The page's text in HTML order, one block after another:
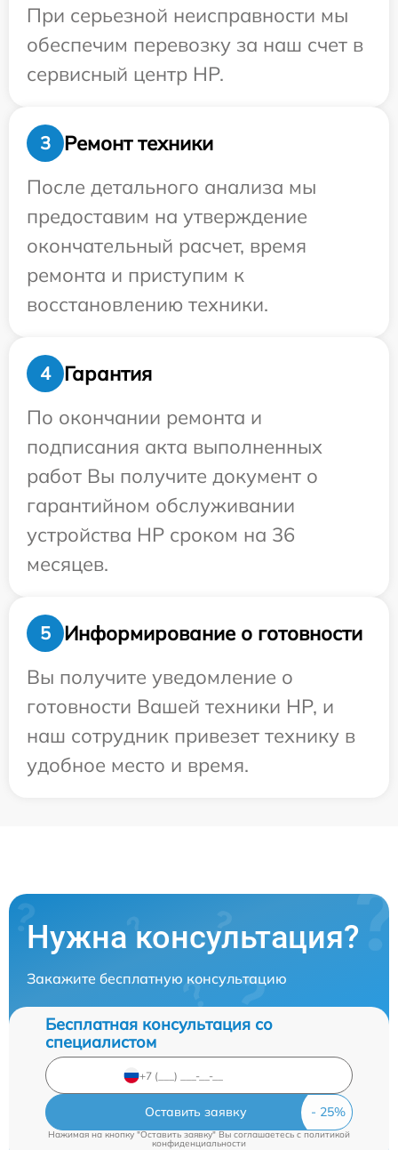
При серьезной неисправности мы
обеспечим перевозку за наш счет в
сервисный центр HP.
3
Ремонт техники
После детального анализа мы
предоставим на утверждение
окончательный расчет, время
ремонта и приступим к
восстановлению техники.
4
Гарантия
По окончании ремонта и
подписания акта выполненных
работ Вы получите документ о
гарантийном обслуживании
устройства HP сроком на 36
месяцев.
5
Информирование о готовности
Вы получите уведомление о
готовности Вашей техники HP, и
наш сотрудник привезет технику в
удобное место и время.
Нужна консультация?
Закажите бесплатную консультацию
Бесплатная консультация со
специалистом
Оставить заявку
Нажимая на кнопку "Оставить заявку" Вы соглашаетесь cполитикой
конфиденциальности